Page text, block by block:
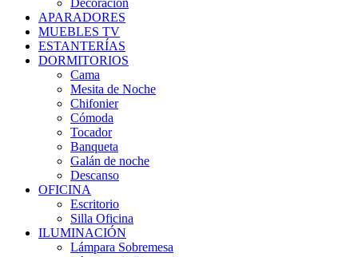
Decoración
APARADORES
MUEBLES TV
ESTANTERÍAS
DORMITORIOS
Cama
Mesita de Noche
Chifonier
Cómoda
Tocador
Banqueta
Galán de noche
Descanso
OFICINA
Escritorio
Silla Oficina
ILUMINACIÓN
Lámpara Sobremesa